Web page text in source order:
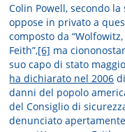
Colin Powell, secondo
oppose in privato a
composto da
Feith”,[6] ma
suo capo di stato
ha dichiarato nel 2006
danni del popolo
del Consiglio di
denunciato